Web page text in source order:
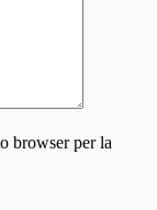
browser per la